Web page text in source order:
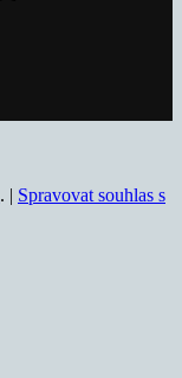
. | Spravovat souhlas s